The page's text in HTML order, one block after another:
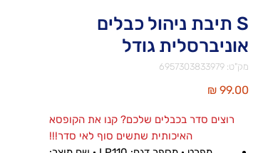
S תיבת ניהול כבלים
אוניברסלית גודל
מק"ט: 6957303833979
רוצים סדר בכבלים שלכם? קנו את הקופסא
האיכותית שתשים סוף לאי סדר!!!